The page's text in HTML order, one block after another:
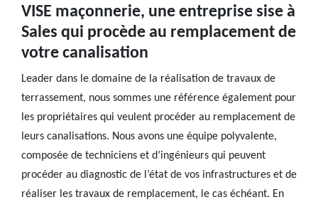
VISE maçonnerie, une entreprise sise à
Sales qui procède au remplacement de
votre canalisation
Leader dans le domaine de la réalisation de travaux de
terrassement, nous sommes une référence également pour
les propriétaires qui veulent procéder au remplacement de
leurs canalisations. Nous avons une équipe polyvalente,
composée de techniciens et d’ingénieurs qui peuvent
procéder au diagnostic de l’état de vos infrastructures et de
réaliser les travaux de remplacement, le cas échéant. En